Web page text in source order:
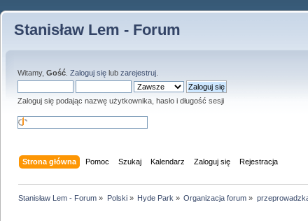
Stanisław Lem - Forum
Witamy, Gość Zaloguj się lub zarejestruj
Zaloguj się podając nazwę użytkownika, hasło i długość sesji
Strona główna Pomoc Szukaj Kalendarz Zaloguj się Rejestracja
Stanisław Lem - Forum » Polski» Hyde Park » Organizacja forum »